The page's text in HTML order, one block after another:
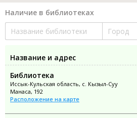
Наличие в библиотеках
Название и адрес
Библиотека
Иссык-Кульская область, с. Кызыл-Суу
Манаса, 192
Расположение на карте